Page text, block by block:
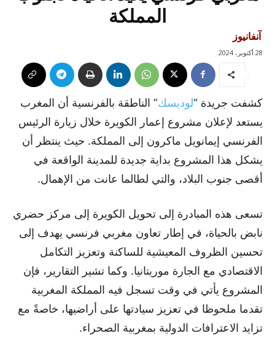
المملكة
آنفانيوز
28 أكتوبر، 2024
كشفت جريدة “لوديسك” الناطقة بالفرنسية أن المغرب
يستعد لإعلان مشروع إعمار الكويرة خلال زيارة الرئيس
الفرنسي إيمانويل ماكرون إلى المملكة. حيث ينتظر أن
يشكل هذا المشروع بداية جديدة للمدينة الواقعة في
أقصى جنوب البلاد، والتي لطالما عانت من الإهمال.
تسعى هذه المبادرة إلى تحويل الكويرة إلى مركز حضري
نابض بالحياة، في إطار تعاون مغربي فرنسي يهدف إلى
تحسين الظروف المعيشية للساكنة وتعزيز التكامل
الاقتصادي مع الجارة موريتانيا. وكما تشير التقارير، فإن
المشروع يأتي في وقت تسجل فيه المملكة المغربية
تقدما ملحوظا في تعزيز سيادتها على أراضيها، خاصةً مع
تزايد الاعترافات الدولية بمغربية الصحراء.